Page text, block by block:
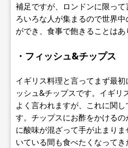
補足ですが、ロンドンに限っ
ろいろな人が集まるので世界
ができ、食事で飽きることはあ
・フィッシュ&チップス
イギリス料理と言ってまず最
ッシュ&チップスです。イギリ
よく言われますが、これに関
す。チップスにお酢をかける
に酸味が混ざって手が止まり
いている間も食べたくなって